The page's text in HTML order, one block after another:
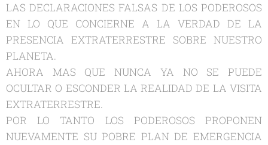
LAS DECLARACIONES FALSAS DE LOS PODEROSOS
EN LO QUE CONCIERNE A LA VERDAD DE LA
PRESENCIA EXTRATERRESTRE SOBRE NUESTRO
PLANETA.
AHORA MAS QUE NUNCA YA NO SE PUEDE
OCULTAR O ESCONDER LA REALIDAD DE LA VISITA
EXTRATERRESTRE.
POR LO TANTO LOS PODEROSOS PROPONEN
NUEVAMENTE SU POBRE PLAN DE EMERGENCIA